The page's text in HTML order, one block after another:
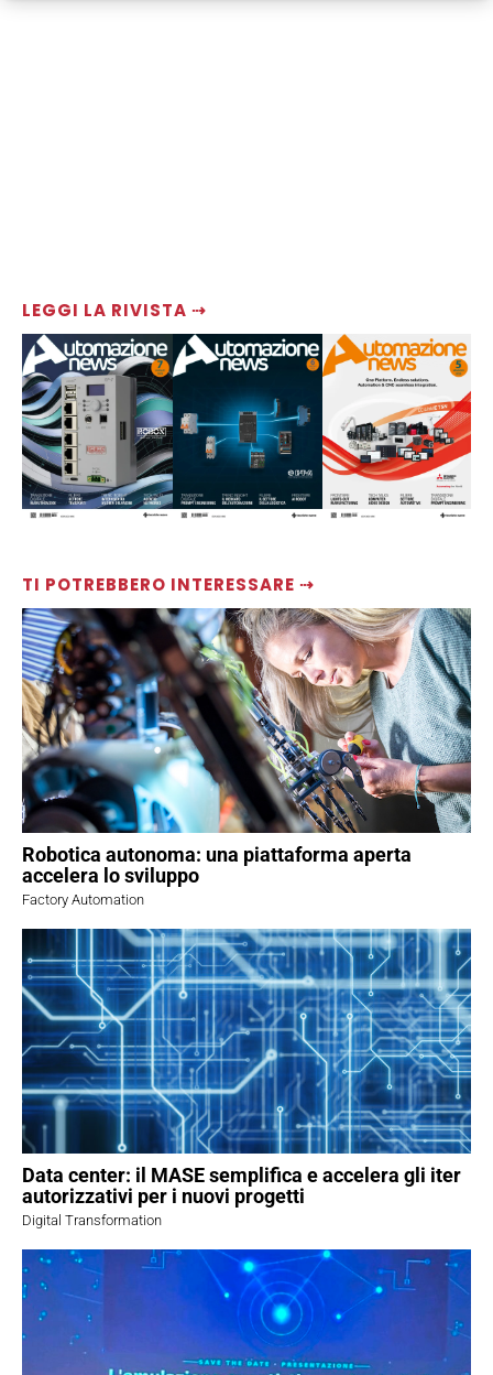
LEGGI LA RIVISTA ⇢
TI POTREBBERO INTERESSARE ⇢
Robotica autonoma: una piattaforma aperta
accelera lo sviluppo
Factory Automation
Data center: il MASE semplifica e accelera gli iter
autorizzativi per i nuovi progetti
Digital Transformation